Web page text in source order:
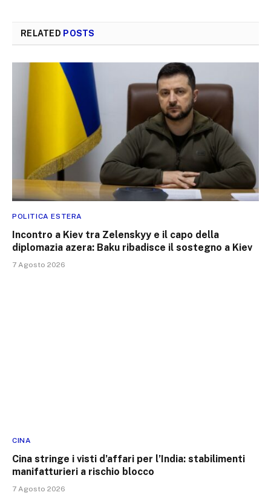
RELATED POSTS
POLITICA ESTERA
Incontro a Kiev tra Zelenskyy e il capo della
diplomazia azera: Baku ribadisce il sostegno a Kiev
7 Agosto 2026
CINA
Cina stringe i visti d’affari per l’India: stabilimenti
manifatturieri a rischio blocco
7 Agosto 2026